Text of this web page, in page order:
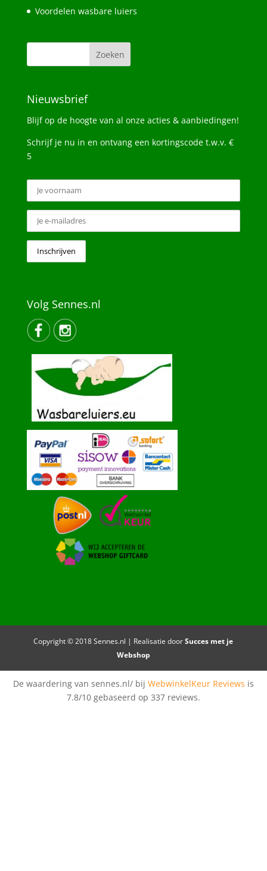
Voordelen wasbare luiers
Nieuwsbrief
Blijf op de hoogte van al onze acties & aanbiedingen!
Schrijf je nu in en ontvang een kortingscode t.w.v. €
5
Volg Sennes.nl
Copyright © 2018 Sennes.nl | Realisatie doorSucces met je
Webshop
De waardering van sennes.nl/ bij WebwinkelKeur Reviews is
7.8/10 gebaseerd op 337 reviews.